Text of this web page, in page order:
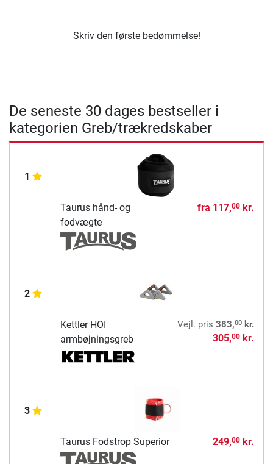
Skriv den første bedømmelse!
De seneste 30 dages bestseller i
kategorien Greb/trækredskaber
1
Taurus hånd- og
fodvægte
fra 117,00kr.
2
Kettler HOI
armbøjningsgreb
Vejl. pris 383,00kr.
305,00kr.
3
Taurus Fodstrop Superior 249,00kr.